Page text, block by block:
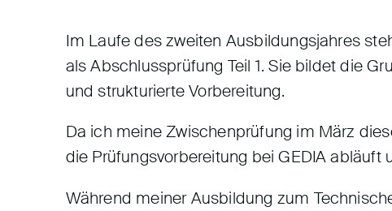
Im Laufe des zweiten Ausbildungsjahres
als Abschlussprüfung Teil 1. Sie bildet die
und strukturierte Vorbereitung.
Da ich meine Zwischenprüfung im März
die Prüfungsvorbereitung bei GEDIA
Während meiner Ausbildung zum